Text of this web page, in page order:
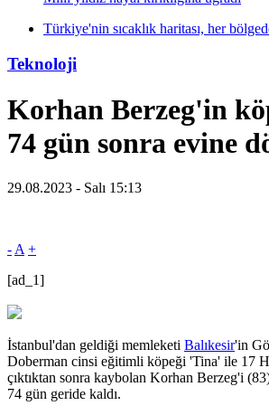
Türkiye'nin sıcaklık haritası, her
Teknoloji
Korhan Berzeg'in
74 gün sonra evine
29.08.2023 - Salı 15:13
- A +
[ad_1]
İstanbul'dan geldiği memleketi Balıkesir'in
Doberman cinsi eğitimli köpeği 'Tina' ile 17
çıktıktan sonra kaybolan Korhan Berzeg'i
74 gün geride kaldı.